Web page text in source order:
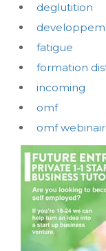
deglutition
fatigue
formation
incoming
omf
omf